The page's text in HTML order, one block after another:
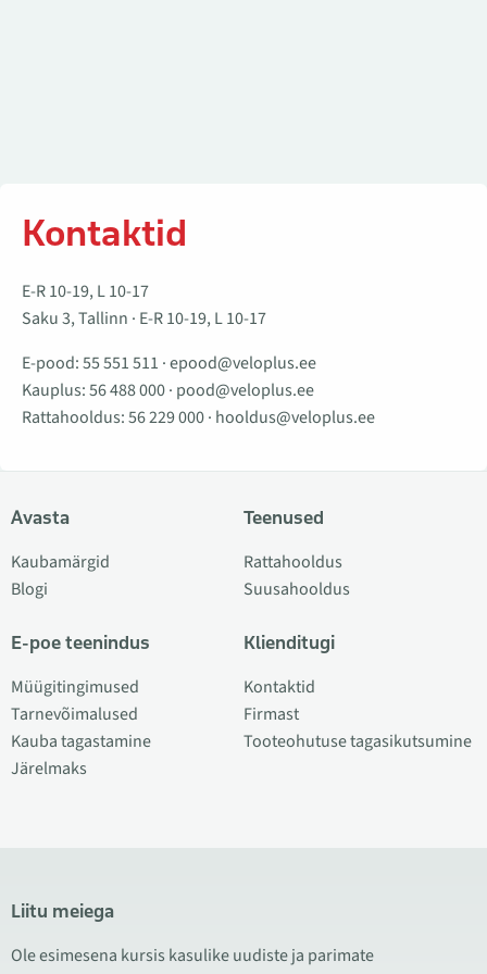
Kontaktid
E-R 10-19, L 10-17
Saku 3, Tallinn · E-R 10-19, L 10-17
E-pood:55 551 511 ·epood@veloplus.ee
Kauplus:56 488 000· pood@veloplus.ee
Rattahooldus:56 229 000· hooldus@veloplus.ee
Avasta
Kaubamärgid
Blogi
E-poe teenindus
Müügitingimused
Tarnevõimalused
Kauba tagastamine
Järelmaks
Teenused
Rattahooldus
Suusahooldus
Klienditugi
Kontaktid
Firmast
Tooteohutuse tagasikutsumine
Liitu meiega
Ole esimesena kursis kasulike uudiste ja parimate